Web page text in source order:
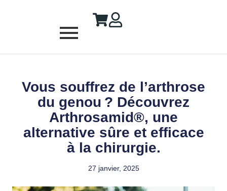
Vous souffrez de l’arthrose
du genou ? Découvrez
Arthrosamid®, une
alternative sûre et efficace
à la chirurgie.
27 janvier, 2025